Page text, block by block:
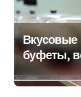
Вкусовые
буфеты,